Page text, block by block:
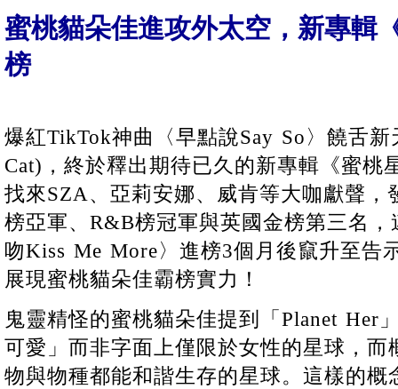
蜜桃貓朵佳進攻外太空，新專輯
榜
爆紅TikTok神曲〈早點說Say So〉饒舌
Cat)，終於釋出期待已久的新專輯《蜜桃
找來SZA、亞莉安娜、威肯等大咖獻聲，
榜亞軍、R&B榜冠軍與英國金榜第三名
吻Kiss Me More〉進榜3個月後竄升至告
展現蜜桃貓朵佳霸榜實力！
鬼靈精怪的蜜桃貓朵佳提到「Planet Her
可愛」而非字面上僅限於女性的星球，而
物與物種都能和諧生存的星球。這樣的概